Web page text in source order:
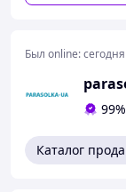
Подставка
прочного
что зонты
Был online:сегодня
Каталог